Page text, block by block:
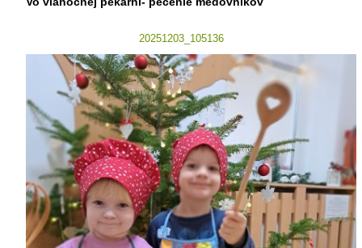
20251203_105136